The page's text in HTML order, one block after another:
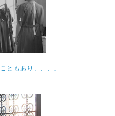
ともあり、、、」